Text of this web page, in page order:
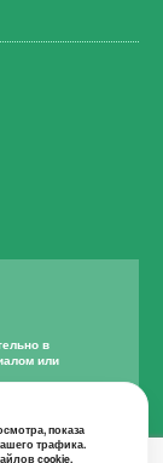
в
или
может
с учетом
показа
трафика.
cookie.